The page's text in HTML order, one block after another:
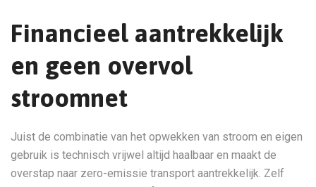
Financieel aantrekkelijk
en geen overvol
stroomnet
Juist de combinatie van het opwekken van stroom en eigen
gebruik is technisch vrijwel altijd haalbaar en maakt de
overstap naar zero-emissie transport aantrekkelijk. Zelf